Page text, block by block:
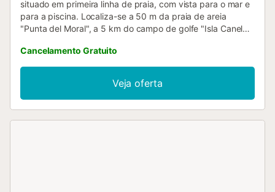
situado em primeira linha de praia, com vista para o mar e
para a piscina. Localiza-se a 50 m da praia de areia
"Punta del Moral", a 5 km do campo de golfe "Isla Canela"
mar. Dispõe de elevador, 9 m² de terraço, ferro de
engomar, acesso à internet (wifi), secador de cabelo,
aquecimento com radiadores elétricos, ar condicionado na
sala de estar e em alguns quartos, piscina comunitária,
lugar de garagem coberto no mesmo edifício, 1 televisão.
Cancelamento Gratuito
Veja oferta